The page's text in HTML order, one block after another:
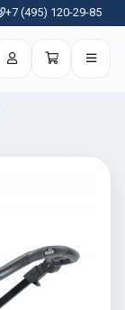
+7 (495) 120-29-85